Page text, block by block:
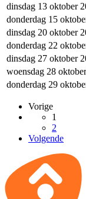
dinsdag 13 oktober
donderdag 15
dinsdag 20 oktober
donderdag 22
dinsdag 27 oktober
woensdag 28
donderdag 29
Vorige
1
2
Volgende